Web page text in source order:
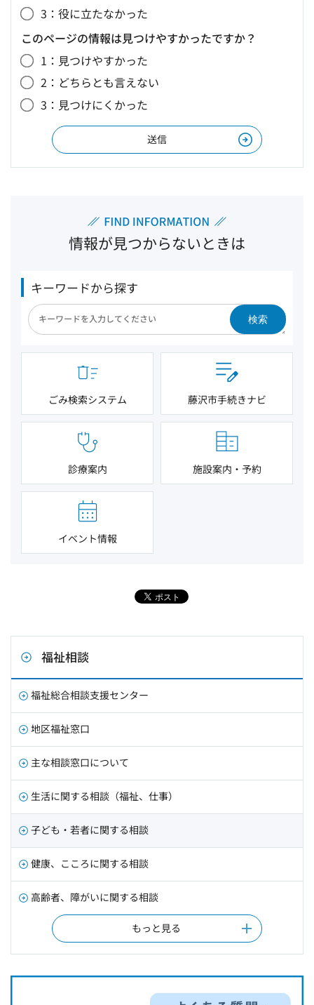
3：役に立たなかった
このページの情報は見つけやすかったですか？
1：見つけやすかった
2：どちらとも言えない
3：見つけにくかった
情報が見つからないときは
キーワードから探す
検索
ごみ検索システム 藤沢市手続きナビ
診療案内 施設案内・予約
イベント情報
福祉相談
福祉総合相談支援センター
地区福祉窓口
主な相談窓口について
生活に関する相談（福祉、仕事）
子ども・若者に関する相談
健康、こころに関する相談
高齢者、障がいに関する相談
もっと見る